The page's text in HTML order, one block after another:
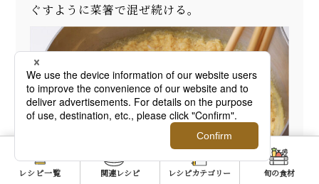
ぐすように菜箸で混ぜ続ける。
レシピ一覧 関連レシピ レシピカテゴリー 旬の食材